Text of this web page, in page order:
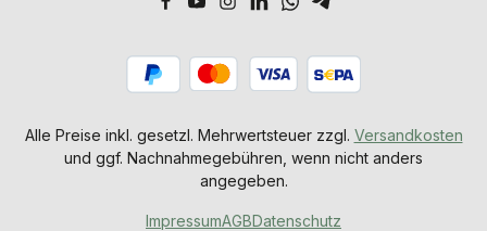
Alle Preise inkl. gesetzl. Mehrwertsteuer zzgl. Versandkosten
und ggf. Nachnahmegebühren, wenn nicht anders
angegeben.
ImpressumAGBDatenschutz